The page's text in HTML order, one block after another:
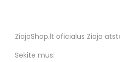
ZiajaShop.lt oficialus Ziaja
Sekite mus: